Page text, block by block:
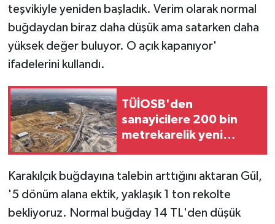
teşvikiyle yeniden başladık. Verim olarak normal
buğdaydan biraz daha düşük ama satarken daha
yüksek değer buluyor. O açık kapanıyor'
ifadelerini kullandı.
TÜİOSB'den
sanayicilere 200 bin
metrekarelik yeni
Karakılçık buğdayına talebin arttığını aktaran Gül,
'5 dönüm alana ektik, yaklaşık 1 ton rekolte
bekliyoruz. Normal buğday 14 TL'den düşük